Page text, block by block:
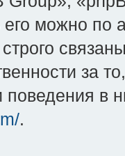
можно по
за
поведения в
.